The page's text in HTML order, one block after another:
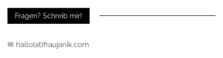
Fragen? Schreib mir!
✉ hallo(at)fraujanik.com